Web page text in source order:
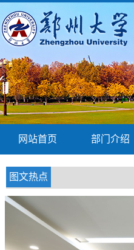
网站首页 部门介绍
图文热点